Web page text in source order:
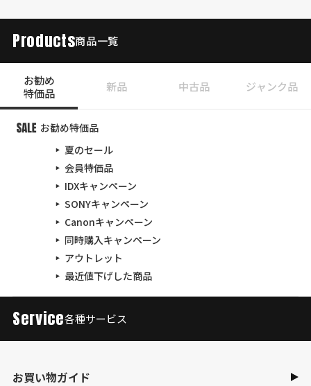
Products商品一覧
お勧め
特価品
新品 中古品 ジャンク品
お勧め特価品
夏のセール
会員特価品
IDXキャンペーン
SONYキャンペーン
Canonキャンペーン
同時購入キャンペーン
アウトレット
最近値下げした商品
Service各種サービス
お買い物ガイド